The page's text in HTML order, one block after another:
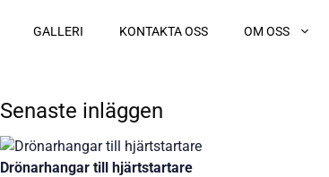
GALLERI KONTAKTA OSS OM OSS
Senaste inläggen
Drönarhangar till hjärtstartare